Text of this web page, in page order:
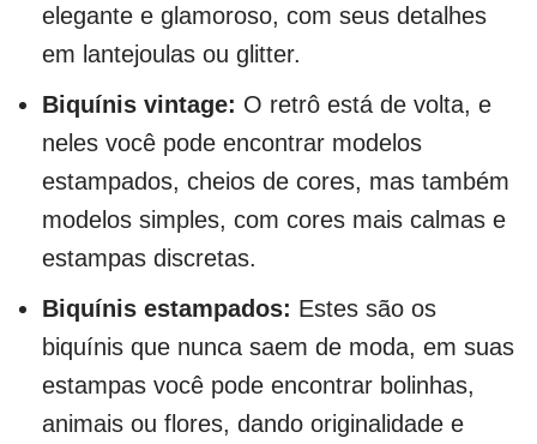
elegante e glamoroso, com seus detalhes
em lantejoulas ou glitter.
Biquínis vintage: O retrô está de volta, e
neles você pode encontrar modelos
estampados, cheios de cores, mas também
modelos simples, com cores mais calmas e
estampas discretas.
Biquínis estampados: Estes são os
biquínis que nunca saem de moda, em suas
estampas você pode encontrar bolinhas,
animais ou flores, dando originalidade e